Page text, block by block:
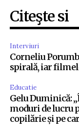
Citeşte si
Interviuri
Corneliu
spirală, iar
Educatie
Gelu Duminică:
moduri de lucru
copilărie și pe